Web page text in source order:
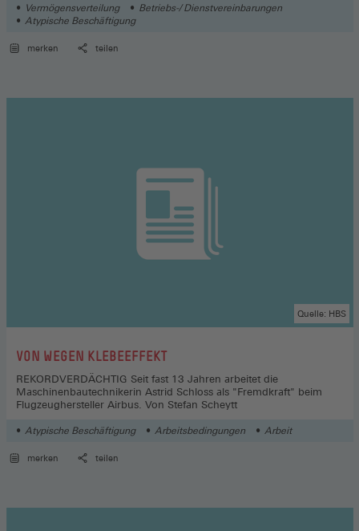
Vermögensverteilung
Betriebs-/ Dienstvereinbarungen
Atypische Beschäftigung
merken teilen
:VON WEGEN KLEBEEFFEKT
Quelle: HBS
REKORDVERDÄCHTIG Seit fast 13 Jahren arbeitet die
Maschinenbautechnikerin Astrid Schloss als "Fremdkraft" beim
Flugzeughersteller Airbus. Von Stefan Scheytt
Atypische Beschäftigung Arbeitsbedingungen Arbeit
merken teilen